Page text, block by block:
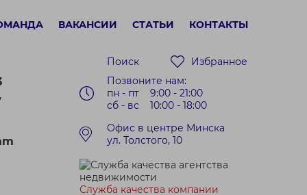
ВАКАНСИИ СТАТЬИ КОНТАКТЫ
Поиск
Избранное
Позвоните нам:
пн - пт 9:00 - 21:00
сб - вс 10:00 - 18:00
Офис в центре Минска
ул. Толстого, 10
Служба качества компании